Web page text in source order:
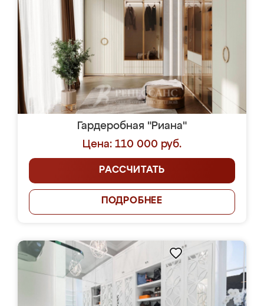
Гардеробная "Риана"
Цена: 110 000 руб.
РАССЧИТАТЬ
ПОДРОБНЕЕ